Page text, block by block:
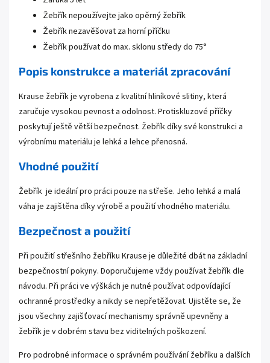
Žebřík nepoužívejte jako opěrný žebřík
Žebřík nezavěšovat za horní příčku
Žebřík používat do max. sklonu středy do 75°
Popis konstrukce a materiál zpracování
Krause žebřík je vyrobena z kvalitní hliníkové slitiny, která
zaručuje vysokou pevnost a odolnost. Protiskluzové příčky
poskytují ještě větší bezpečnost. Žebřík díky své konstrukci a
výrobnímu materiálu je lehká a lehce přenosná.
Vhodné použití
Žebřík je ideální pro práci pouze na střeše. Jeho lehká a malá
váha je zajištěna díky výrobě a použití vhodného materiálu.
Bezpečnost a použití
Při použití střešního žebříku Krause je důležité dbát na základní
bezpečnostní pokyny. Doporučujeme vždy používat žebřík dle
návodu. Při práci ve výškách je nutné používat odpovídající
ochranné prostředky a nikdy se nepřetěžovat. Ujistěte se, že
jsou všechny zajišťovací mechanismy správně upevněny a
žebřík je v dobrém stavu bez viditelných poškození.
Pro podrobné informace o správném používání žebříku a dalších